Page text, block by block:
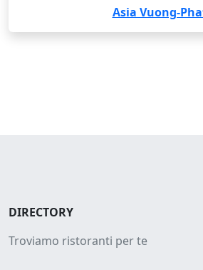
Asia Vuong-
DIRECTORY
Troviamo ristoranti per te